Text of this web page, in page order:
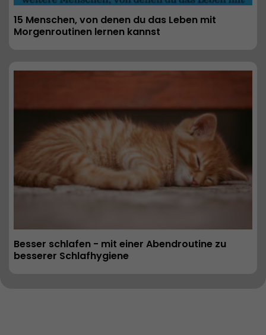
15 Menschen, von denen du das Leben mit
Morgenroutinen lernen kannst
Besser schlafen - mit einer Abendroutine zu
besserer Schlafhygiene